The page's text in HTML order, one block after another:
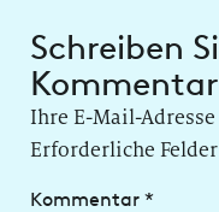
Schreiben
Kommentar
Ihre E-Mail-
Erforderliche
Kommentar *